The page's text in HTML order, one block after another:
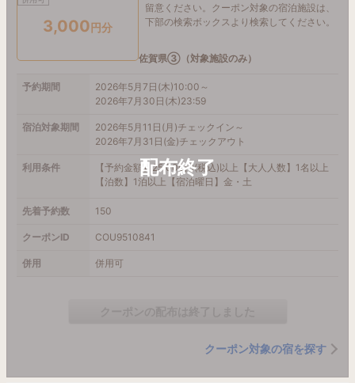
3,000円分
留意ください。クーポン対象の宿泊施設は、
下部の検索ボックスより検索してください。
佐賀県③（対象施設のみ）
予約期間
2026年5月7日(木)10:00～
2026年7月30日(木)23:59
宿泊対象期間
2026年5月11日(月)チェックイン～
2026年7月31日(金)チェックアウト
利用条件
【予約金額】25,000円(税込)以上【大人人数】1名以上
【泊数】1泊以上【宿泊曜日】金・土
先着予約数 150
クーポンID COU9510841
併用 併用可
クーポン対象の宿を探す